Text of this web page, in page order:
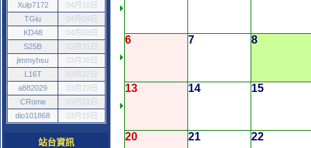
Xulp7172
04月10日
TGiu
04月04日
KD48
04月03日
S25B
03月31日
jimmyhsu
03月30日
L16T
03月27日
a882029
03月23日
CRome
03月21日
dio101868
03月19日
站台資訊
6 7 8
13 14 15
20 21 22